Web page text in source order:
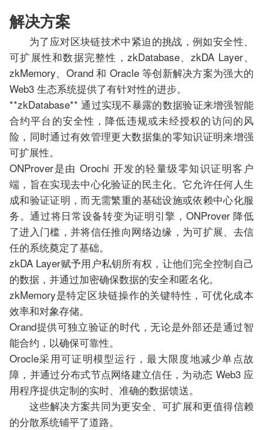
解决方案
为了应对区块链技术中紧迫的挑战，例如安全性、
可扩展性和数据完整性，zkDatabase、zkDA Layer、
zkMemory、Orand 和 Oracle 等创新解决方案为强大的
Web3 生态系统提供了有针对性的进步。
**zkDatabase** 通过实现不暴露的数据验证来增强智能
合约平台的安全性，降低违规或未经授权的访问的风
险，同时通过有效管理更大数据集的零知识证明来增强
可扩展性。
ONProver是由 Orochi 开发的轻量级零知识证明客户
端，旨在实现去中心化验证的民主化。它允许任何人生
成和验证证明，而无需繁重的基础设施或依赖中心化服
务。通过将日常设备转变为证明引擎，ONProver 降低
了进入门槛，并将信任推向网络边缘，为可扩展、去信
任的系统奠定了基础。
zkDA Layer赋予用户私钥所有权，让他们完全控制自己
的数据，并通过加密确保数据的安全和匿名化。
zkMemory是特定区块链操作的关键特性，可优化成本
效率和对象存储。
Orand提供可独立验证的时代，无论是外部还是通过智
能合约，以确保可靠性。
Orocle采用可证明模型运行，最大限度地减少单点故
障，并通过分布式节点网络建立信任，为动态 Web3 应
用程序提供定制的实时、准确的数据馈送。
这些解决方案共同为更安全、可扩展和更值得信赖
的分散系统铺平了道路。